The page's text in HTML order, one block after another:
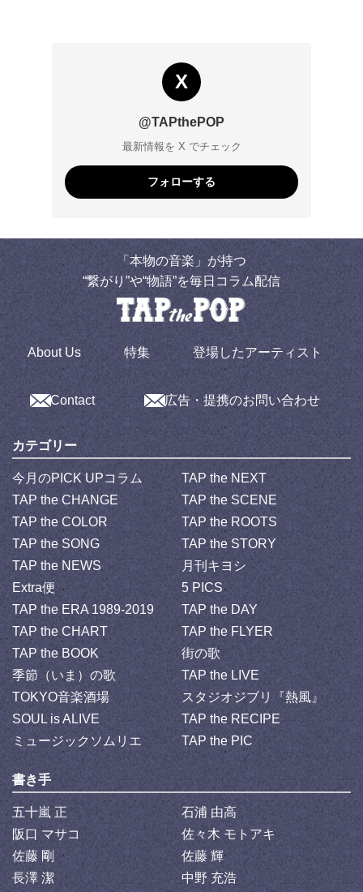
X
@TAPthePOP
最新情報を X でチェック
フォローする
「本物の音楽」が持つ
“繋がり”や“物語”を毎日コラム配信
About Us 特集 登場したアーティスト
Contact 広告・提携のお問い合わせ
カテゴリー
今月のPICK UPコラム
TAP the NEXT
TAP the CHANGE
TAP the SCENE
TAP the COLOR
TAP the ROOTS
TAP the SONG
TAP the STORY
TAP the NEWS
月刊キヨシ
Extra便
5 PICS
TAP the ERA 1989-2019
TAP the DAY
TAP the CHART
TAP the FLYER
TAP the BOOK
街の歌
季節（いま）の歌
TAP the LIVE
TOKYO音楽酒場
スタジオジブリ『熱風』
SOUL is ALIVE
TAP the RECIPE
ミュージックソムリエ
TAP the PIC
書き手
五十嵐 正
石浦 由高
阪口 マサコ
佐々木 モトアキ
佐藤 剛
佐藤 輝
長澤 潔
中野 充浩